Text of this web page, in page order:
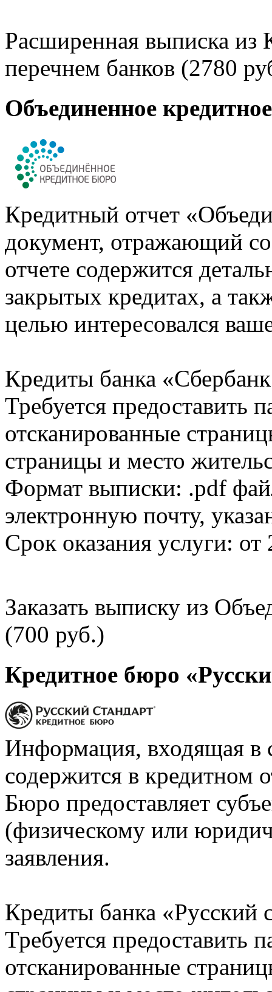
Расширенная выписка из
перечнем банков (2780
Объединенное
Кредитный отчет
документ, отражающий
отчете содержится
закрытых кредитах, а
целью интересовался
Кредиты банка
Требуется предоставить
отсканированные
страницы и место
Формат выписки: .pdf
электронную почту,
Срок оказания услуги: от
Заказать выписку из
(700 руб.)
Кредитное бюро
Информация, входящая в
содержится в кредитном
Бюро предоставляет
(физическому или
заявления.
Кредиты банка «Русский
Требуется предоставить
отсканированные